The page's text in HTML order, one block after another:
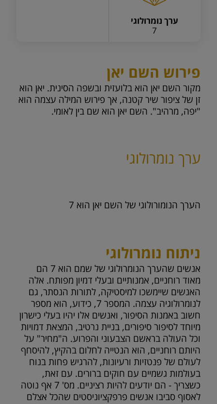
ערך נומרולוגי
7
פירוש השם יאן
מקור השם יאן הוא בלועזית ובשפה הסינית. יאן הוא
זן של ציפור שיר קטנה, אך פירוש המילה עצמה הוא
"יפה, מרהיב". השם יאן הוא שם בין לאומי.
ערך נומרולוגי
הערך הנומורולוגי של השם יאן הוא 7
ניתוח נומרולוגי
אנשים שהערך הנומרולוגי של שמם הוא 7 הם
מאוד רוחניים, אמנותיים ובעלי דמיון מפותח. אלה
האנשים שיימשכו למיסטיקה, לתורות הנסתר, גם
לנומרולוגיה עצמה. המספר 7, כידוע, הוא מספר
חשוב באמנות הסיפור, ואנשים אלו יהיו בעלי כישרון
מיוחד לסיפור סיפורים, בניית נרטיב, המצאת דמויות
וכל העולה בראשם הצבעוני והפרוע. ה"מחיר" על
היותם רוחניים, הוא הנטייה לחלום בהקיץ, להיסחף
לעולם של פנטזיות ורעיונות, להרגיש פחות בנוח
בעולמות גשמיים עם חוקים ברורים. עם זאת,
כשצריך - הם יודעים להיות רציניים. מס' 7 אף נוטה
לאסוף סביבו אנשים פרפקציוניסטים שהכל אצלם